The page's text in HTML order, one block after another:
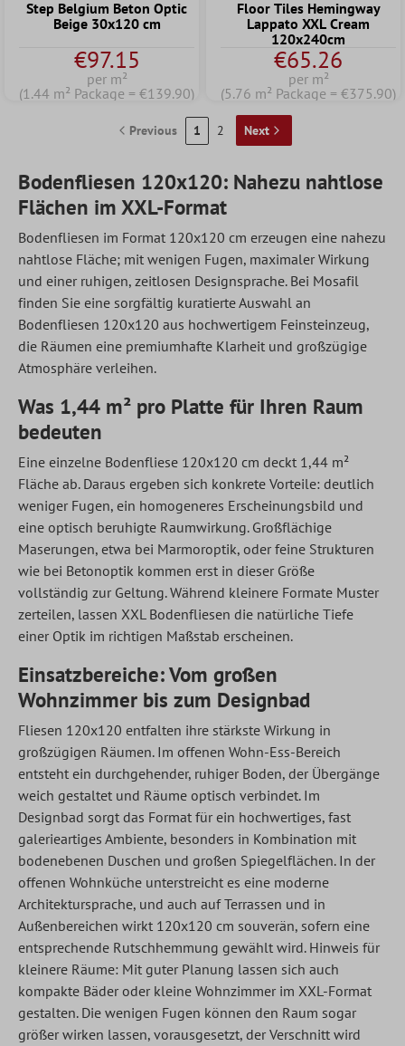
Step Belgium Beton Optic
Beige 30x120 cm
€97.15
per m²
(1.44 m² Package = €139.90)
Floor Tiles Hemingway
Lappato XXL Cream
120x240cm
€65.26
per m²
(5.76 m² Package = €375.90)
Previous 1 2 Next
Bodenfliesen 120x120: Nahezu nahtlose
Flächen im XXL-Format
Bodenfliesen im Format 120x120 cm erzeugen eine nahezu
nahtlose Fläche; mit wenigen Fugen, maximaler Wirkung
und einer ruhigen, zeitlosen Designsprache. Bei Mosafil
finden Sie eine sorgfältig kuratierte Auswahl an
Bodenfliesen 120x120 aus hochwertigem Feinsteinzeug,
die Räumen eine premiumhafte Klarheit und großzügige
Atmosphäre verleihen.
Was 1,44 m² pro Platte für Ihren Raum
bedeuten
Eine einzelne Bodenfliese 120x120 cm deckt 1,44 m²
Fläche ab. Daraus ergeben sich konkrete Vorteile: deutlich
weniger Fugen, ein homogeneres Erscheinungsbild und
eine optisch beruhigte Raumwirkung. Großflächige
Maserungen, etwa bei Marmoroptik, oder feine Strukturen
wie bei Betonoptik kommen erst in dieser Größe
vollständig zur Geltung. Während kleinere Formate Muster
zerteilen, lassen XXL Bodenfliesen die natürliche Tiefe
einer Optik im richtigen Maßstab erscheinen.
Einsatzbereiche: Vom großen
Wohnzimmer bis zum Designbad
Fliesen 120x120 entfalten ihre stärkste Wirkung in
großzügigen Räumen. Im offenen Wohn-Ess-Bereich
entsteht ein durchgehender, ruhiger Boden, der Übergänge
weich gestaltet und Räume optisch verbindet. Im
Designbad sorgt das Format für ein hochwertiges, fast
galerieartiges Ambiente, besonders in Kombination mit
bodenebenen Duschen und großen Spiegelflächen. In der
offenen Wohnküche unterstreicht es eine moderne
Architektursprache, und auch auf Terrassen und in
Außenbereichen wirkt 120x120 cm souverän, sofern eine
entsprechende Rutschhemmung gewählt wird. Hinweis für
kleinere Räume: Mit guter Planung lassen sich auch
kompakte Bäder oder kleine Wohnzimmer im XXL-Format
gestalten. Die wenigen Fugen können den Raum sogar
größer wirken lassen, vorausgesetzt, der Verschnitt wird